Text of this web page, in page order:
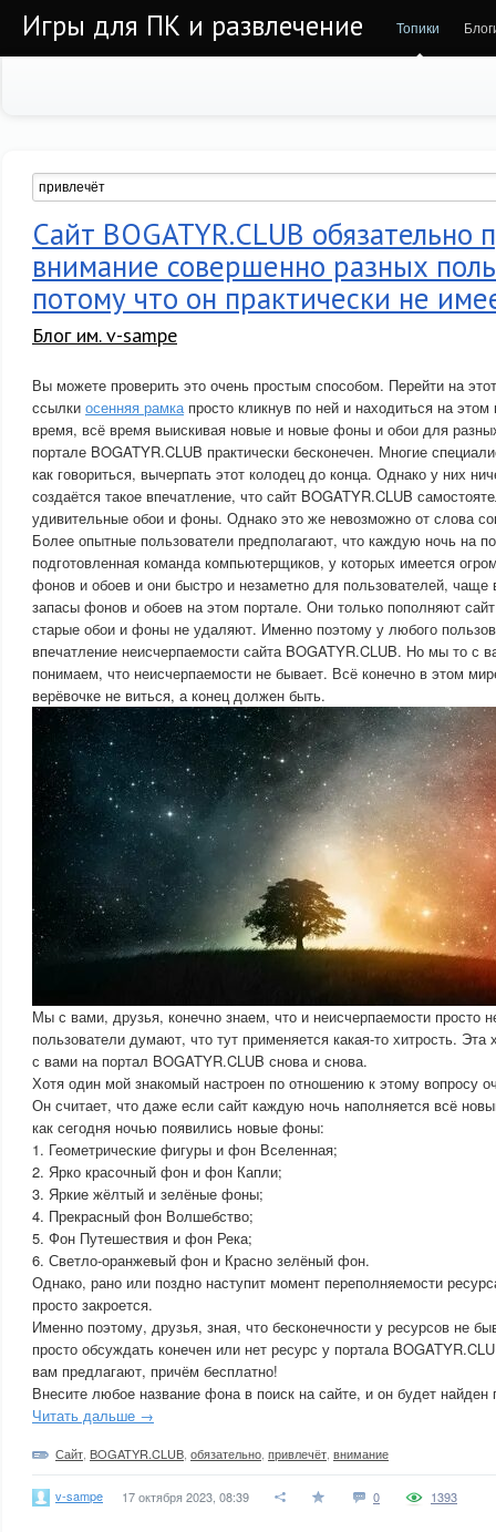
Игры для ПК и развлечение Топики
Сайт BOGATYR.CLUB обязательно
внимание совершенно разных
потому что он практически не
Блог им. v-sampe
Вы можете проверить это очень простым способом. Перейти на
ссылки осенняя рамкапросто кликнув по ней и находиться на
время, всё время выискивая новые и новые фоны и обои для
портале BOGATYR.CLUB практически бесконечен. Многие
как говориться, вычерпать этот колодец до конца. Однако у них
создаётся такое впечатление, что сайт BOGATYR.CLUB
удивительные обои и фоны. Однако это же невозможно от слова
Более опытные пользователи предполагают, что каждую ночь на
подготовленная команда компьютерщиков, у которых имеется
фонов и обоев и они быстро и незаметно для пользователей, чаще
запасы фонов и обоев на этом портале. Они только пополняют
старые обои и фоны не удаляют. Именно поэтому у любого
впечатление неисчерпаемости сайта BOGATYR.CLUB. Но мы то с
понимаем, что неисчерпаемости не бывает. Всё конечно в этом
верёвочке не виться, а конец должен быть.
Мы с вами, друзья, конечно знаем, что и неисчерпаемости просто
пользователи думают, что тут применяется какая-то хитрость. Эта
с вами на портал BOGATYR.CLUB снова и снова.
Хотя один мой знакомый настроен по отношению к этому вопросу
Он считает, что даже если сайт каждую ночь наполняется всё
как сегодня ночью появились новые фоны:
1. Геометрические фигуры и фон Вселенная;
2. Ярко красочный фон и фон Капли;
3. Яркие жёлтый и зелёные фоны;
4. Прекрасный фон Волшебство;
5. Фон Путешествия и фон Река;
6. Светло-оранжевый фон и Красно зелёный фон.
Однако, рано или поздно наступит момент переполняемости
просто закроется.
Именно поэтому, друзья, зная, что бесконечности у ресурсов не
просто обсуждать конечен или нет ресурс у портала
вам предлагают, причём бесплатно!
Внесите любое название фона в поиск на сайте, и он будет найден
Читать дальше →
Сайт BOGATYR.CLUB обязательно привлечёт внимание
v-sampe 17 октября 2023, 08:39 0 1393